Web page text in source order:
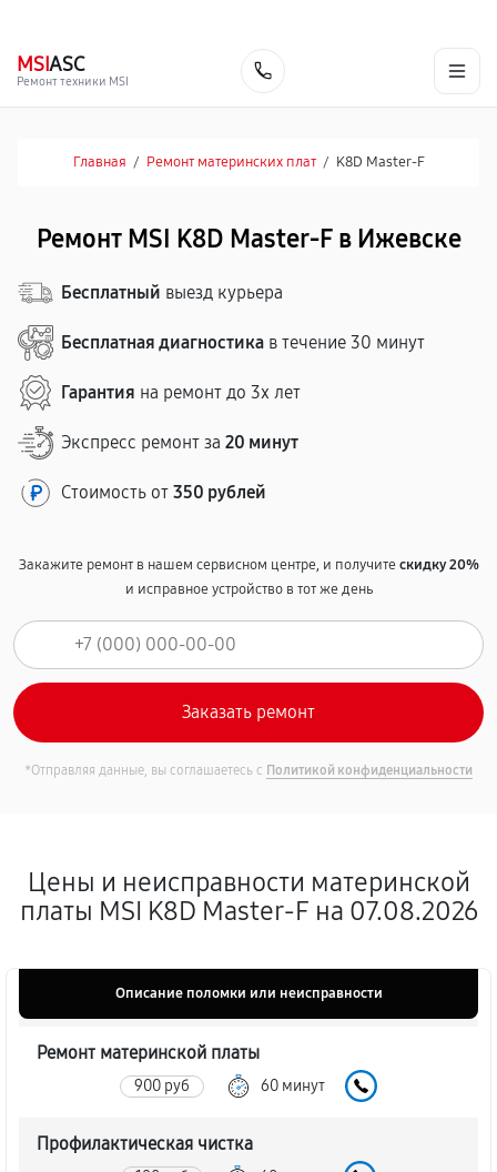
MSIASC
Ремонт техники MSI
Главная / Ремонт материнских плат / K8D Master-F
Ремонт MSI K8D Master-F в Ижевске
Бесплатный выезд курьера
Бесплатная диагностика в течение 30 минут
Гарантия на ремонт до 3х лет
Экспресс ремонт за 20 минут
Стоимость от 350 рублей
Закажите ремонт в нашем сервисном центре, и получитескидку 20%
и исправное устройство в тот же день
*Отправляя данные, вы соглашаетесь с Политикой конфиденциальности
Цены и неисправности материнской
платы MSI K8D Master-F на 07.08.2026
Описание поломки или неисправности
Ремонт материнской платы
900 руб 60 минут
Профилактическая чистка